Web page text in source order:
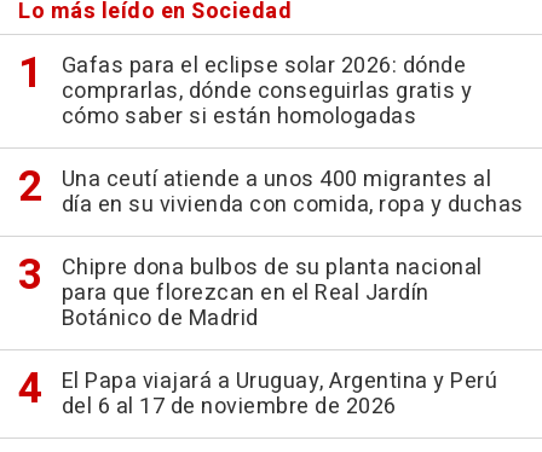
Lo más leído en Sociedad
Gafas para el eclipse solar 2026: dónde
comprarlas, dónde conseguirlas gratis y
cómo saber si están homologadas
Una ceutí atiende a unos 400 migrantes al
día en su vivienda con comida, ropa y duchas
Chipre dona bulbos de su planta nacional
para que florezcan en el Real Jardín
Botánico de Madrid
El Papa viajará a Uruguay, Argentina y Perú
del 6 al 17 de noviembre de 2026